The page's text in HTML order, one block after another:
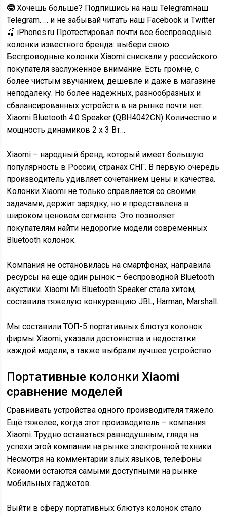
🤓Хочешь больше? Подпишись на наш Telegramнаш
Telegram. … и не забывай читать наш Facebook и Twitter
🍒 iPhones.ru Протестировал почти все беспроводные
колонки известного бренда: выбери свою.
Беспроводные колонки Xiaomi снискали у российского
покупателя заслуженное внимание. Есть громче, с
более чистым звучанием, дешевле и даже в магазине
неподалеку. Но более надежных, разнообразных и
сбалансированных устройств в на рынке почти нет.
Xiaomi Bluetooth 4.0 Speaker (QBH4042CN) Количество и
мощность динамиков 2 х 3 Вт…
Xiaomi – народный бренд, который имеет большую
популярность в России, странах СНГ. В первую очередь
производитель удивляет сочетанием цены и качества.
Колонки Xiaomi не только справляется со своими
задачами, держит зарядку, но и представлена в
широком ценовом сегменте. Это позволяет
покупателям найти недорогие модели современных
Bluetooth колонок.
Компания не остановилась на смартфонах, направила
ресурсы на ещё один рынок – беспроводной Bluetooth
акустики. Xiaomi Mi Bluetooth Speaker стала хитом,
составила тяжелую конкуренцию JBL, Harman, Marshall.
Мы составили ТОП-5 портативных блютуз колонок
фирмы Xiaomi, указали достоинства и недостатки
каждой модели, а также выбрали лучшее устройство.
Портативные колонки Xiaomi
сравнение моделей
Сравнивать устройства одного производителя тяжело.
Ещё тяжелее, когда этот производитель – компания
Xiaomi. Трудно оставаться равнодушным, глядя на
успехи этой компании на рынке электронной техники.
Несмотря на комментарии злых языков, телефоны
Ксиаоми остаются самыми доступными на рынке
мобильных гаджетов.
Выйти в сферу портативных блютуз колонок стало